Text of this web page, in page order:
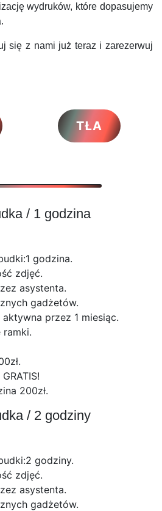
wydruków, które dopasujemy
się z nami już teraz i zarezerwuj
TŁA
/ 1 godzina
godzina.
zdjęć.
asystenta.
gadżetów.
przez 1 miesiąc.
ramki.
200zł.
/ 2 godziny
godziny.
zdjęć.
asystenta.
gadżetów.